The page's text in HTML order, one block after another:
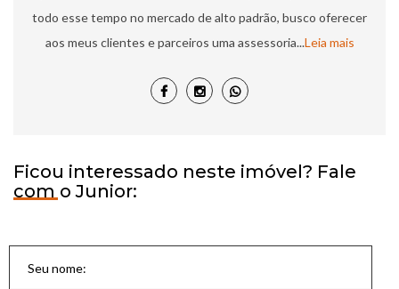
todo esse tempo no mercado de alto padrão, busco oferecer
aos meus clientes e parceiros uma assessoria...Leia mais
Ficou interessado neste imóvel? Fale
com o Junior: